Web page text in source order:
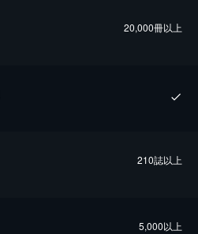
20,000冊以上
210誌以上
5,000以上